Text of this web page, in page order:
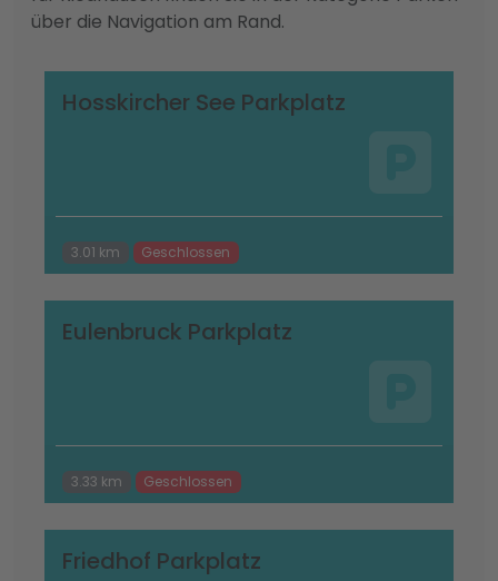
über die Navigation am Rand.
Hosskircher See Parkplatz
3.01 km Geschlossen
Eulenbruck Parkplatz
3.33 km Geschlossen
Friedhof Parkplatz